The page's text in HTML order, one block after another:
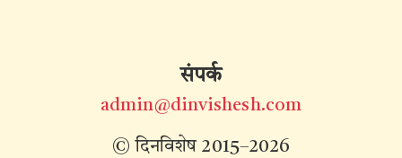
संपर्क
admin@dinvishesh.com
© दिनविशेष 2015–2026